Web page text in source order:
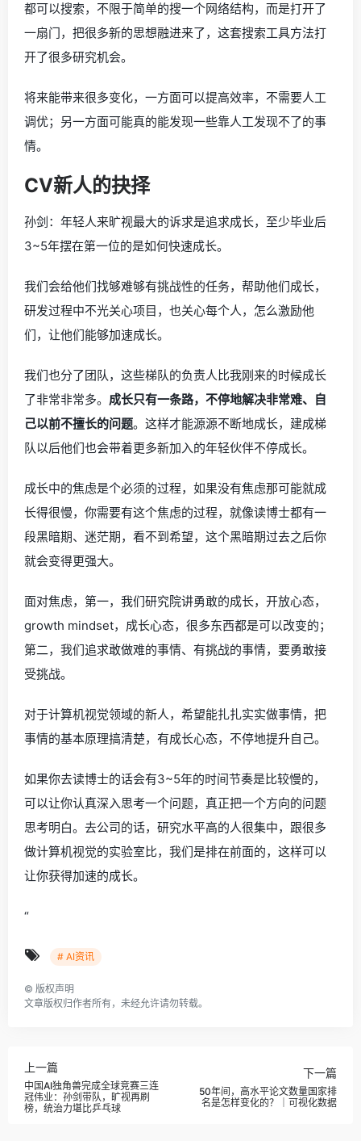
都可以搜索，不限于简单的搜一个网络结构，而是打开了
一扇门，把很多新的思想融进来了，这套搜索工具方法打
开了很多研究机会。
将来能带来很多变化，一方面可以提高效率，不需要人工
调优；另一方面可能真的能发现一些靠人工发现不了的事
情。
CV新人的抉择
孙剑：年轻人来旷视最大的诉求是追求成长，至少毕业后
3~5年摆在第一位的是如何快速成长。
我们会给他们找够难够有挑战性的任务，帮助他们成长，
研发过程中不光关心项目，也关心每个人，怎么激励他
们，让他们能够加速成长。
我们也分了团队，这些梯队的负责人比我刚来的时候成长
了非常非常多。 成长只有一条路，不停地解决非常难、自
己以前不擅长的问题。这样才能源源不断地成长，建成梯
队以后他们也会带着更多新加入的年轻伙伴不停成长。
成长中的焦虑是个必须的过程，如果没有焦虑那可能就成
长得很慢，你需要有这个焦虑的过程，就像读博士都有一
段黑暗期、迷茫期，看不到希望，这个黑暗期过去之后你
就会变得更强大。
面对焦虑，第一，我们研究院讲勇敢的成长，开放心态，
growth mindset，成长心态，很多东西都是可以改变的；
第二，我们追求敢做难的事情、有挑战的事情，要勇敢接
受挑战。
对于计算机视觉领域的新人，希望能扎扎实实做事情，把
事情的基本原理搞清楚，有成长心态，不停地提升自己。
如果你去读博士的话会有3~5年的时间节奏是比较慢的，
可以让你认真深入思考一个问题，真正把一个方向的问题
思考明白。去公司的话，研究水平高的人很集中，跟很多
做计算机视觉的实验室比，我们是排在前面的，这样可以
让你获得加速的成长。
“
# AI资讯
© 版权声明
文章版权归作者所有，未经允许请勿转载。
上一篇
中国AI独角兽完成全球竞赛三连
冠伟业：孙剑带队，旷视再刷
榜，统治力堪比乒乓球
下一篇
50年间，高水平论文数量国家排
名是怎样变化的？｜可视化数据